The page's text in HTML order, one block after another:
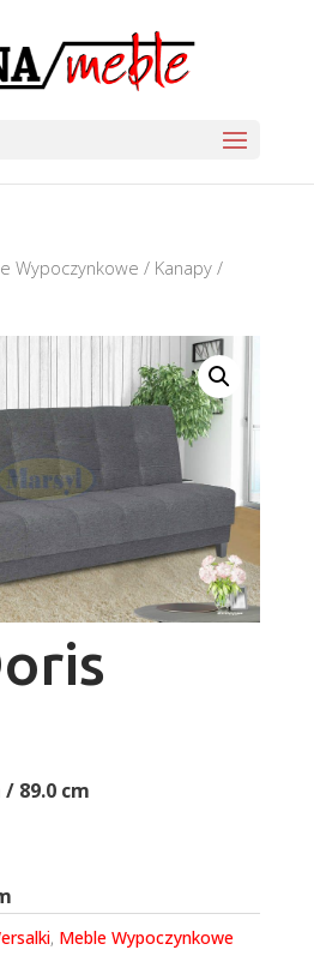
Wypoczynkowe / Kanapy /
/ 89.0 cm
, Meble Wypoczynkowe